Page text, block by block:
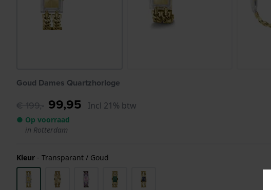
Goud Dames Quartzhorloge
€ 199,- 99,95 Incl 21% btw
● Op voorraad
in Rotterdam
Kleur - Transparant / Goud